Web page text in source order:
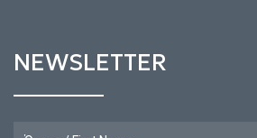
NEWSLETTER